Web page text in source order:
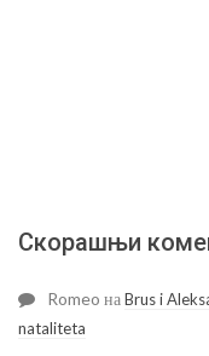
Скорашњи
Romeo наBrus i
nataliteta